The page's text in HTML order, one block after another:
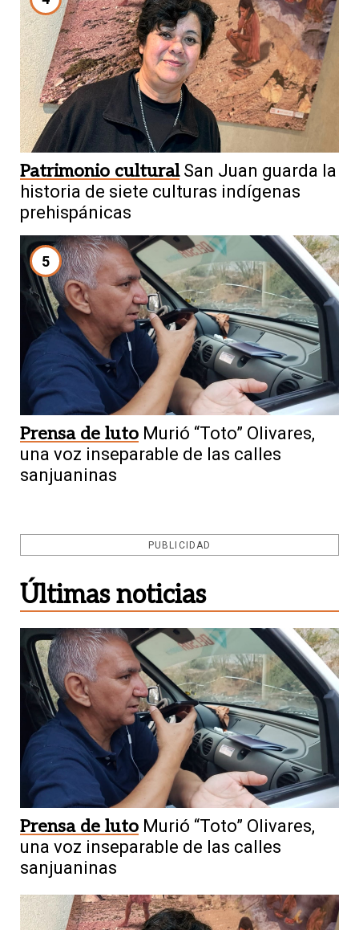
Patrimonio cultural San Juan guarda la
historia de siete culturas indígenas
prehispánicas
5
Prensa de luto Murió “Toto” Olivares,
una voz inseparable de las calles
sanjuaninas
PUBLICIDAD
Últimas noticias
Prensa de luto Murió “Toto” Olivares,
una voz inseparable de las calles
sanjuaninas